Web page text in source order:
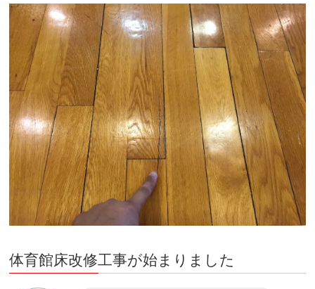
体育館床改修工事が始まりました